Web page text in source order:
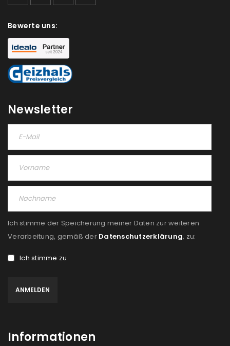
Bewerte uns:
Newsletter
Ich stimme der Speicherung meiner Daten zur weiteren
Verarbeitung, gemäß der Datenschutzerklärung, zu:
Ich stimme zu
Informationen